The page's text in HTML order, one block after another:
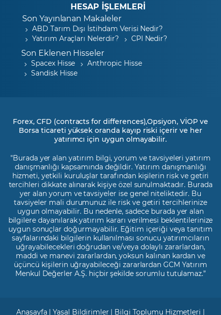
HESAP İŞLEMLERİ
Son Yayınlanan Makaleler
ABD Tarım Dışı İstihdam Verisi Nedir?
Yatırım Araçları Nelerdir?
CPI Nedir?
Son Eklenen Hisseler
Spacex Hisse
Anthropic Hisse
Sandisk Hisse
Forex, CFD (contracts for differences),Opsiyon, VİOP ve
Borsa ticareti yüksek oranda kayıp riski içerir ve her
yatırımcı için uygun olmayabilir.
"Burada yer alan yatırım bilgi, yorum ve tavsiyeleri yatırım
danışmanlığı kapsamında değildir. Yatırım danışmanlığı
hizmeti, yetkili kuruluşlar tarafından kişilerin risk ve getiri
tercihleri dikkate alınarak kişiye özel sunulmaktadır. Burada
yer alan yorum ve tavsiyeler ise genel niteliktedir. Bu
tavsiyeler mali durumunuz ile risk ve getiri tercihlerinize
uygun olmayabilir. Bu nedenle, sadece burada yer alan
bilgilere dayanılarak yatırım kararı verilmesi beklentilerinize
uygun sonuçlar doğurmayabilir. Eğitim içeriği veya tanıtım
sayfalarındaki bilgilerin kullanılması sonucu yatırımcıların
uğrayabilecekleri doğrudan ve/veya dolaylı zararlardan,
maddi ve manevi zararlardan, yoksun kalınan kardan ve
üçüncü kişilerin uğrayabileceği zararlardan GCM Yatırım
Menkul Değerler A.Ş. hiçbir şekilde sorumlu tutulamaz.”
Anasayfa |Yasal Bildirimler | Bilgi Toplumu Hizmetleri |